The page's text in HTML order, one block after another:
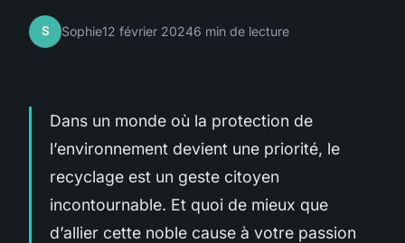
S Sophie12 février 20246 min de lecture
Dans un monde où la protection de
l’environnement devient une priorité, le
recyclage est un geste citoyen
incontournable. Et quoi de mieux que
d’allier cette noble cause à votre passion